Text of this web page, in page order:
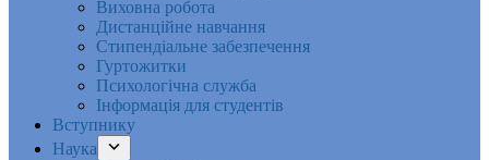
Виховна робота
Дистанційне навчання
Стипендіальне забезпечення
Гуртожитки
Психологічна служба
Інформація для студентів
Вступнику
Наука